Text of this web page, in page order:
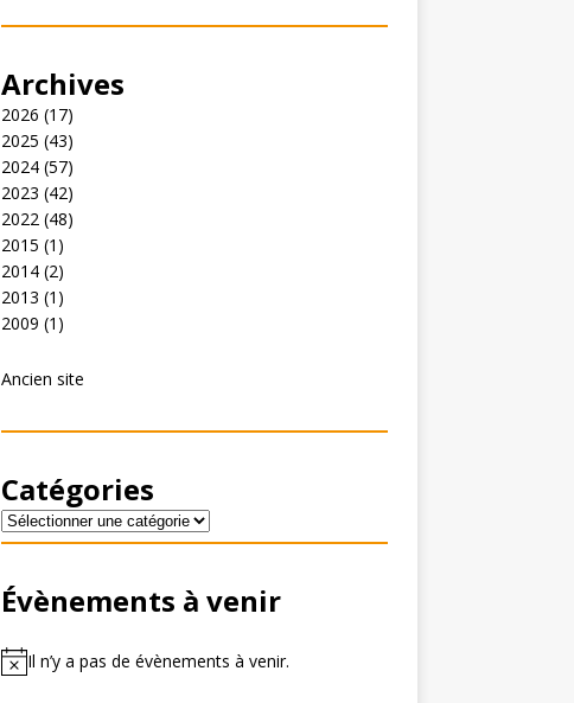
Archives
2026 (17)
2025 (43)
2024(57)
2023 (42)
2022(48)
2015 (1)
2014(2)
2013 (1)
2009 (1)
Ancien site
Catégories
Évènements à venir
Il n’y a pas de évènements à venir.